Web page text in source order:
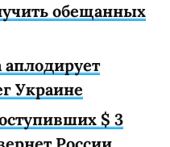
обещанных
Украине
$ 3